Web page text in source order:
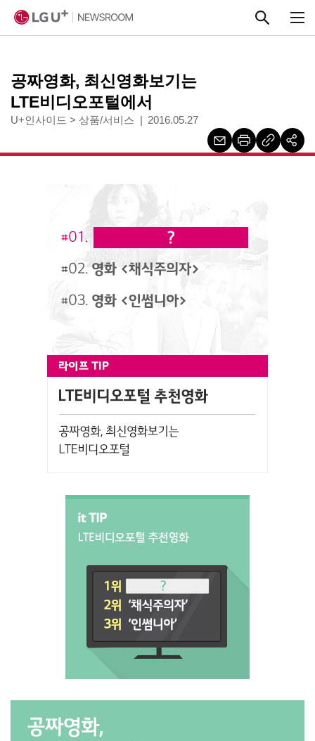
공짜영화, 최신영화보기는
LTE비디오포털에서
U+인사이드 > 상품/서비스 2016.05.27